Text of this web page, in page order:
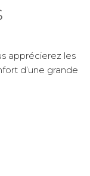
apprécierez les
d’une grande